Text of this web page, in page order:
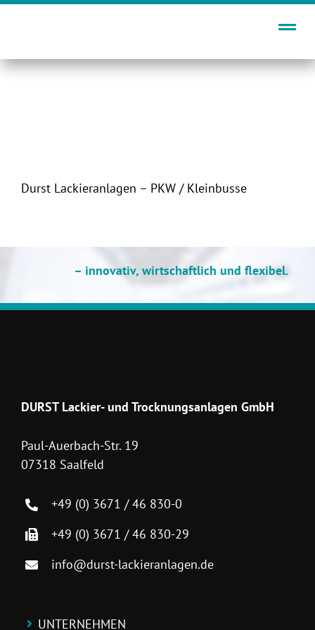
Zum
Durst Lackieranlagen – PKW / Kleinbusse
– innovativ, wirtschaftlich und flexibel.
DURST Lackier- und Trocknungsanlagen GmbH
Paul-Auerbach-Str. 19
07318 Saalfeld
+49 (0) 3671 / 46 830-0
+49 (0) 3671 / 46 830-29
info@durst-lackieranlagen.de
UNTERNEHMEN